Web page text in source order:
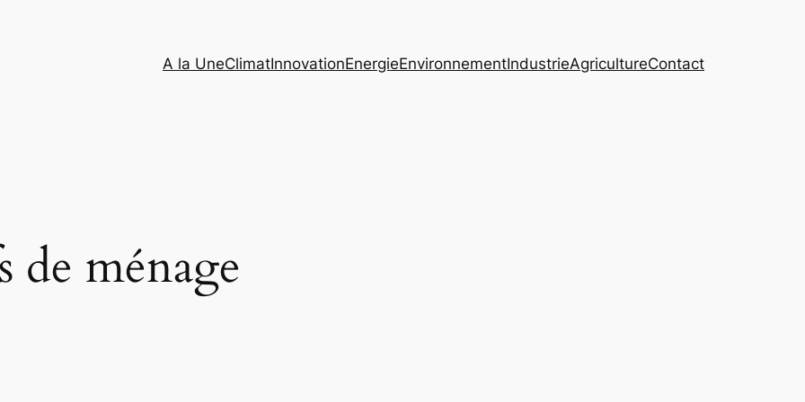
A la UneClimatInnovationEnergieEnvironnementIndustrieAgricultureContact
de ménage